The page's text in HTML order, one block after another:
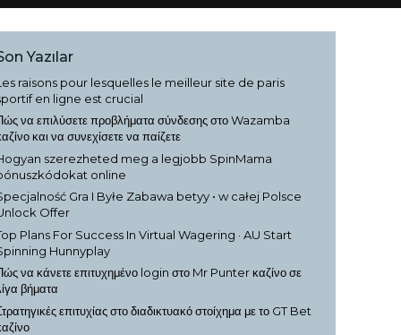
Yazılar
raisons pour lesquelles le meilleur site de paris
en ligne est crucial
να επιλύσετε προβλήματα σύνδεσης στο Wazamba
και να συνεχίσετε να παίζετε
szerezheted meg a legjobb SpinMama
online
Gra I Byłe Zabawa betyy • w całej Polsce
Offer
Plans For Success In Virtual Wagering · AU Start
Hunnyplay
να κάνετε επιτυχημένο login στο Mr Punter καζίνο σε
βήματα
επιτυχίας στο διαδικτυακό στοίχημα με το GT Bet